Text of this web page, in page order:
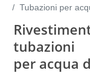
Tubazioni per
tubazioni
per acqua